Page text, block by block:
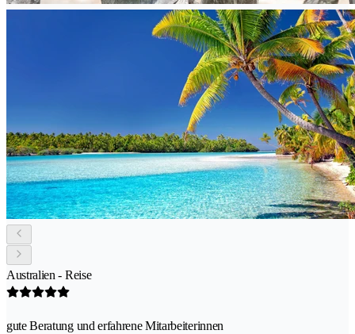
Australien - Reise
gute Beratung und erfahrene Mitarbeiterinnen